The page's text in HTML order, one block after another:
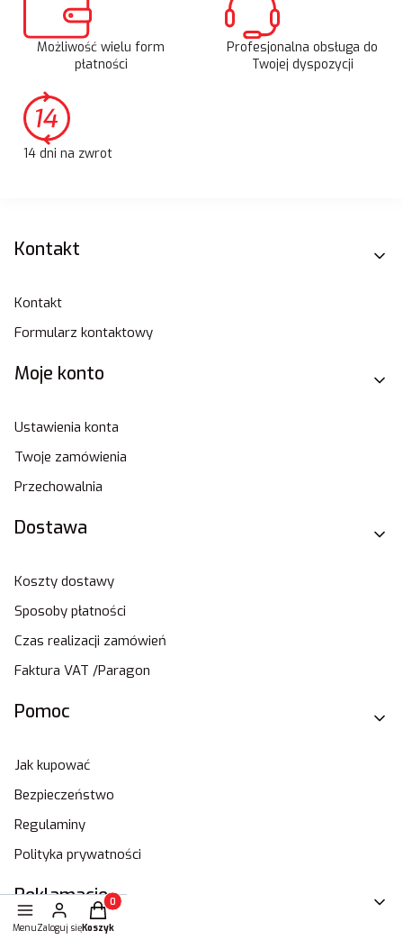
Możliwość wielu form
płatności
Profesjonalna obsługa do
Twojej dyspozycji
14 dni na zwrot
Linki w stopce
Kontakt
Kontakt
Formularz kontaktowy
Moje konto
Ustawienia konta
Twoje zamówienia
Przechowalnia
Dostawa
Koszty dostawy
Sposoby płatności
Czas realizacji zamówień
Faktura VAT /Paragon
Pomoc
Jak kupować
Bezpieczeństwo
Regulaminy
Polityka prywatności
Reklamacje
MenuZaloguj się
Produkty w koszyku: 0. Zobacz szczegóły
Koszyk